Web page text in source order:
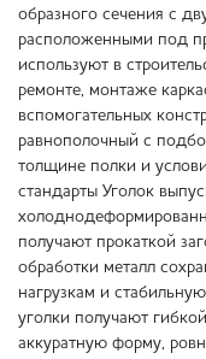
образного сечения с
расположенными под
используют в
ремонте, монтаже
вспомогательных
равнополочный с
толщине полки и
стандарты Уголок
получают прокаткой
обработки металл
нагрузкам и
уголки получают
аккуратную форму,